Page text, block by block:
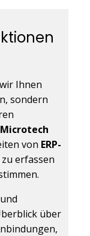
Ihnen
sondern
Microtech
von ERP-
erfassen
über